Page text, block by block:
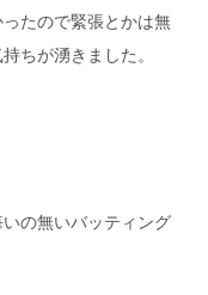
たので緊張とかは無
ちが湧きました。
の無いバッティング